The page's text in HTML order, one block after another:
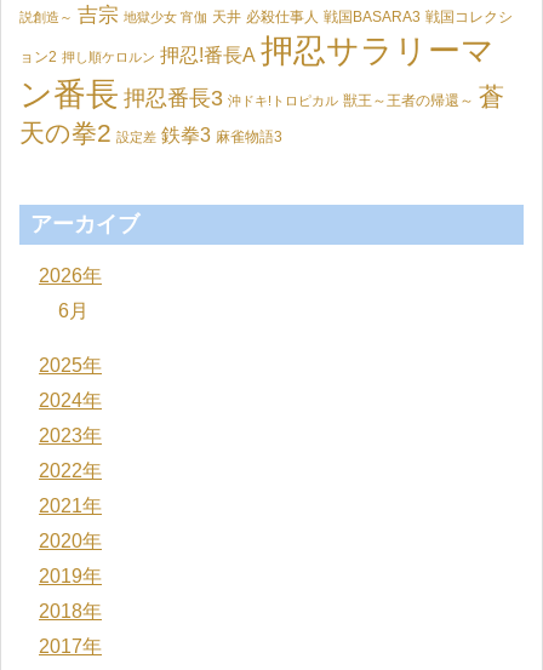
説創造～ 吉宗 地獄少女 宵伽 天井 必殺仕事人 戦国BASARA3 戦国コレクシ
ョン2 押し順ケロルン 押忍!番長A 押忍サラリーマ
ン番長 押忍番長3 沖ドキ!トロピカル 獣王～王者の帰還～ 蒼
天の拳2 設定差 鉄拳3 麻雀物語3
アーカイブ
2026年
6月
2025年
2024年
2023年
2022年
2021年
2020年
2019年
2018年
2017年